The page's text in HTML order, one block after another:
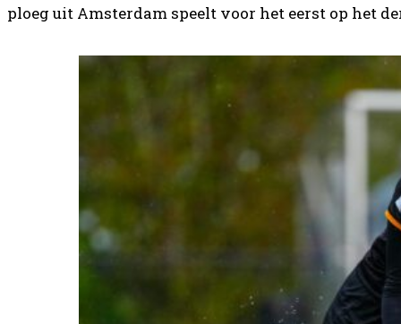
ploeg uit Amsterdam speelt voor het eerst op het